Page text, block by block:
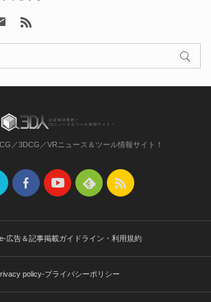
Contact
／3DCG／VRニュース＆ツール情報サイト！
広告＆記事掲載ガイドライン・利用規約
policy-プライバシーポリシー